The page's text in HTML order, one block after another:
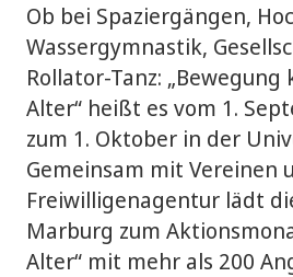
Ob bei Spaziergängen,
Wassergymnastik,
Rollator-Tanz:
Alter“ heißt es vom 1.
zum 1. Oktober in der
Gemeinsam mit Vereinen
Freiwilligenagentur lädt
Marburg zum
Alter“ mit mehr als 200